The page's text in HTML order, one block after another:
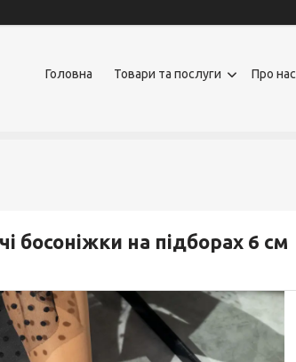
Головна Товари та послуги Про нас
босоніжки на підборах 6 см